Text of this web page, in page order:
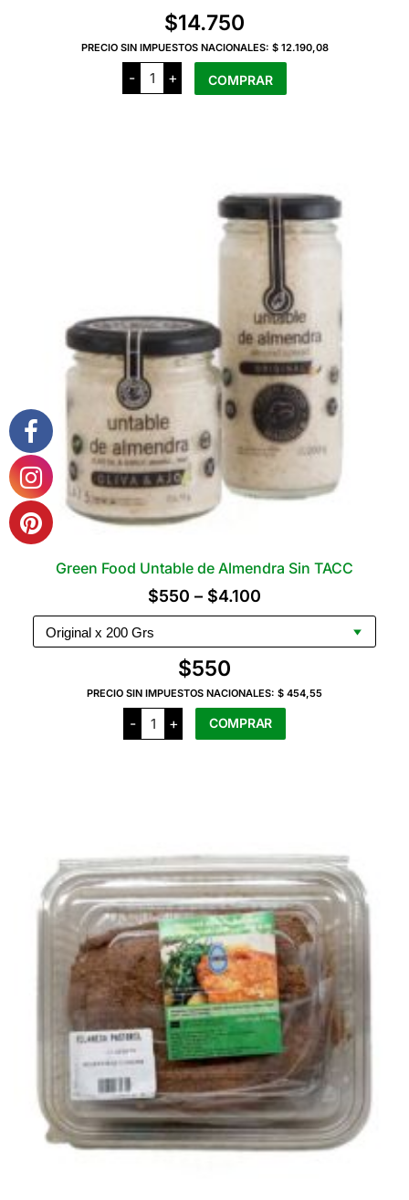
$14.750
PRECIO SIN IMPUESTOS NACIONALES: $ 12.190,08
-
Coeco
Medallon
de
+ COMPRAR
Green Food Untable de Almendra Sin TACC
$550 – $4.100
de
precios:
$550
hasta
$550
PRECIO SIN IMPUESTOS NACIONALES: $ 454,55
-
Green
Food
Untable
+ COMPRAR
Las
opciones
se
pueden
elegir
en
la
página
del
producto